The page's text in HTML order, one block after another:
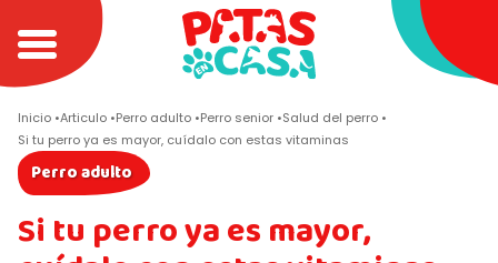
Inicio Articulo Perro adulto Perro senior Salud del perro
Si tu perro ya es mayor, cuídalo con estas vitaminas
Perro adulto
Si tu perro ya es mayor,